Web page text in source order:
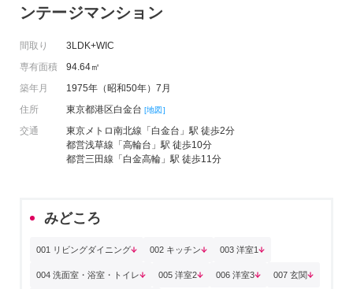
ンテージマンション
間取り
3LDK+WIC
専有面積
94.64㎡
築年月
1975年（昭和50年）7月
住所
東京都港区白金台 [地図]
交通
東京メトロ南北線「白金台」駅 徒歩2分
都営浅草線「高輪台」駅 徒歩10分
都営三田線「白金高輪」駅 徒歩11分
みどころ
001 リビングダイニング 002 キッチン 003 洋室1
004 洗面室・浴室・トイレ 005 洋室2 006 洋室3 007 玄関